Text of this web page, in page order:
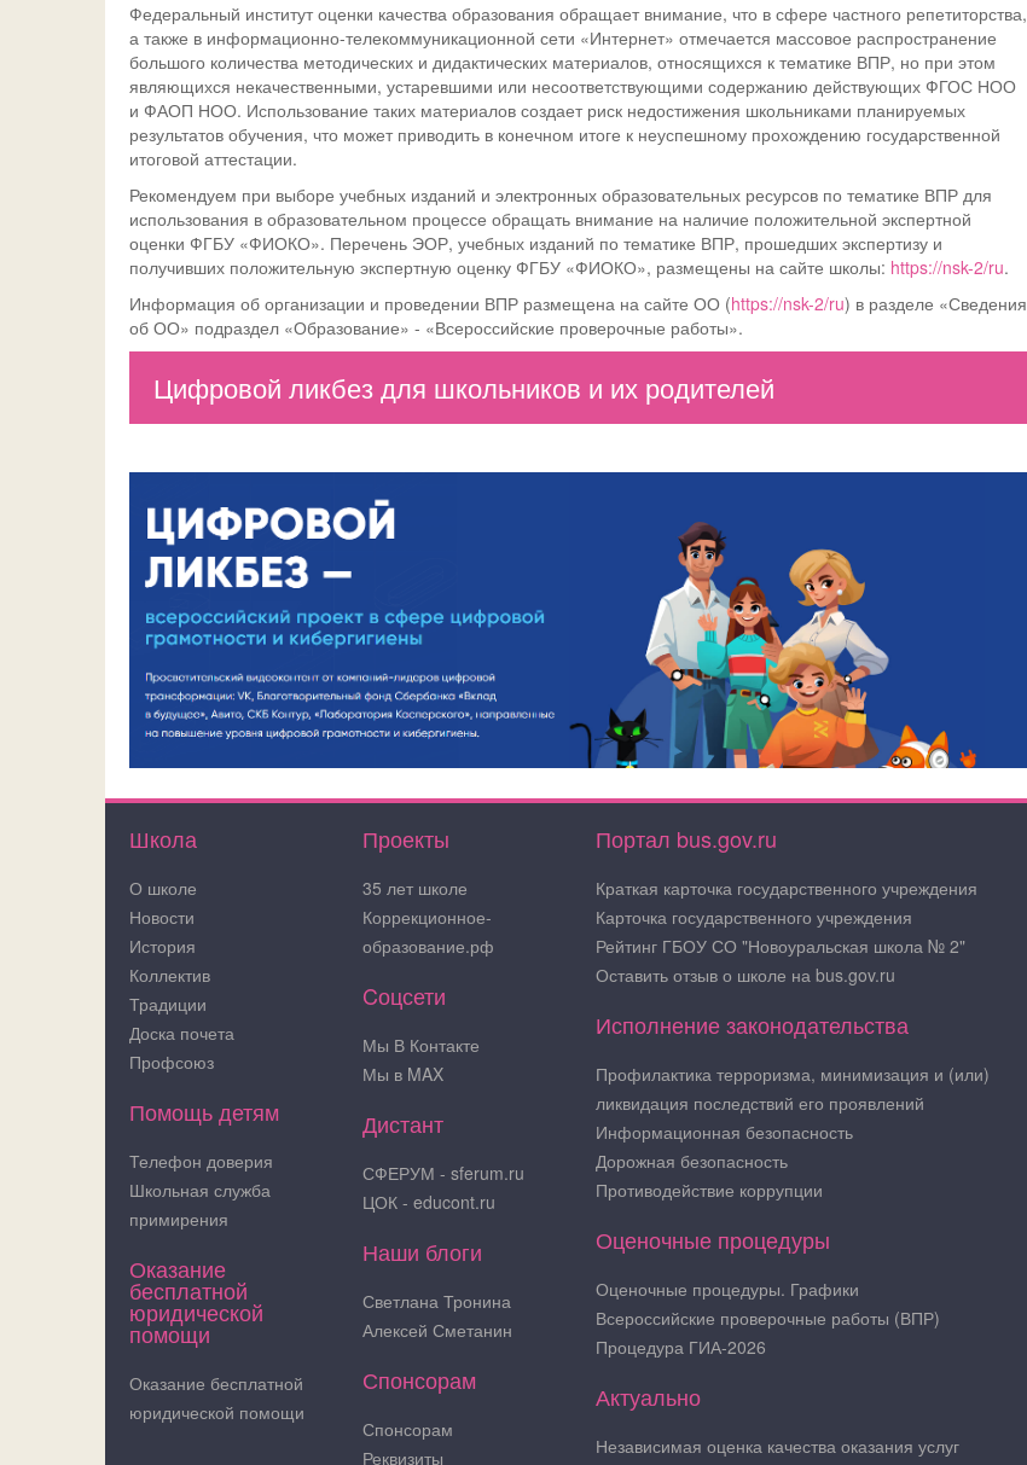
Федеральный институт оценки качества образования обращает внимание, что в сфере частного репетиторства,
а также в информационно-телекоммуникационной сети «Интернет» отмечается массовое распространение
большого количества методических и дидактических материалов, относящихся к тематике ВПР, но при этом
являющихся некачественными, устаревшими или несоответствующими содержанию действующих ФГОС НОО
и ФАОП НОО. Использование таких материалов создает риск недостижения школьниками планируемых
результатов обучения, что может приводить в конечном итоге к неуспешному прохождению государственной
итоговой аттестации.
Рекомендуем при выборе учебных изданий и электронных образовательных ресурсов по тематике ВПР для
использования в образовательном процессе обращать внимание на наличие положительной экспертной
оценки ФГБУ «ФИОКО». Перечень ЭОР, учебных изданий по тематике ВПР, прошедших экспертизу и
получивших положительную экспертную оценку ФГБУ «ФИОКО», размещены на сайте школы: https://nsk-2/ru.
Информация об организации и проведении ВПР размещена на сайте ОО (https://nsk-2/ru) в разделе «Сведения
об ОО» подраздел «Образование» - «Всероссийские проверочные работы».
Цифровой ликбез для школьников и их родителей
Школа
О школе
Новости
История
Коллектив
Традиции
Доска почета
Профсоюз
Помощь детям
Телефон доверия
Школьная служба
примирения
Оказание
бесплатной
юридической
помощи
Оказание бесплатной
юридической помощи
Проекты
35 лет школе
Коррекционное-
образование.рф
Cоцсети
Мы В Контакте
Мы в MAX
Дистант
СФЕРУМ - sferum.ru
ЦОК - educont.ru
Наши блоги
Светлана Тронина
Алексей Сметанин
Спонсорам
Спонсорам
Реквизиты
Портал bus.gov.ru
Краткая карточка государственного учреждения
Карточка государственного учреждения
Рейтинг ГБОУ СО "Новоуральская школа № 2"
Оставить отзыв о школе на bus.gov.ru
Исполнение законодательства
Профилактика терроризма, минимизация и (или)
ликвидация последствий его проявлений
Информационная безопасность
Дорожная безопасность
Противодействие коррупции
Оценочные процедуры
Оценочные процедуры. Графики
Всероссийские проверочные работы (ВПР)
Процедура ГИА-2026
Актуально
Независимая оценка качества оказания услуг